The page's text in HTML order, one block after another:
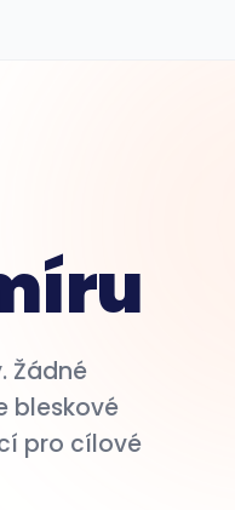
Žádné
bleskové
pro cílové